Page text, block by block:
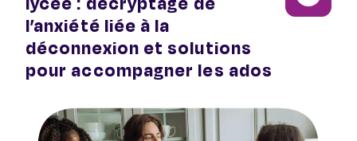
l’anxiété liée à la
déconnexion et solutions
pour accompagner les ados
Rapport de l’OCDE : les PSSM, leviers d’avenir pour